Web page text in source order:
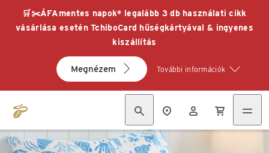
🛒✂️ÁFAmentes napok* legalább 3 db használati cikk
vásárlása esetén TchiboCard hűségkártyával & ingyenes
kiszállítás
Megnézem További információk